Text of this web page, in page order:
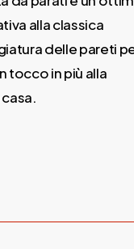
alla classica
delle pareti
tocco in più alla